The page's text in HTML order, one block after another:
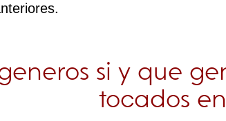
si y que
tocados